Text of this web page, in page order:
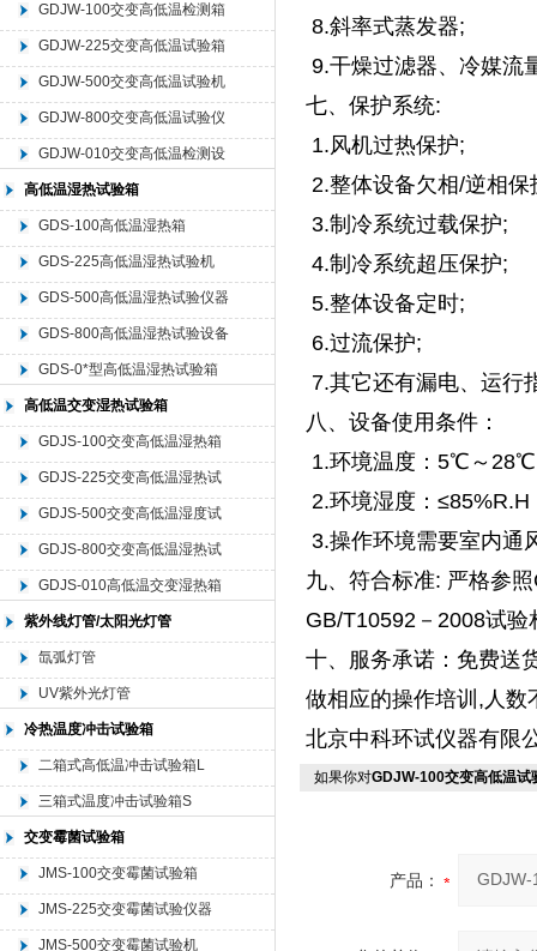
GDJW-100交变高低温检测箱
GDJW-225交变高低温试验箱
GDJW-500交变高低温试验机
GDJW-800交变高低温试验仪
器
GDJW-010交变高低温检测设
备
高低温湿热试验箱
GDS-100高低温湿热箱
GDS-225高低温湿热试验机
GDS-500高低温湿热试验仪器
GDS-800高低温湿热试验设备
GDS-0*型高低温湿热试验箱
高低温交变湿热试验箱
GDJS-100交变高低温湿热箱
GDJS-225交变高低温湿热试
验仪器
GDJS-500交变高低温湿度试
验机
GDJS-800交变高低温湿热试
验设备
GDJS-010高低温交变湿热箱
紫外线灯管/太阳光灯管
氙弧灯管
UV紫外光灯管
冷热温度冲击试验箱
二箱式高低温冲击试验箱L
三箱式温度冲击试验箱S
交变霉菌试验箱
JMS-100交变霉菌试验箱
JMS-225交变霉菌试验仪器
JMS-500交变霉菌试验机
8.斜率式蒸发器;
9.干燥过滤器、冷媒流
七、保护系统:
1.风机过热保护;
2.整体设备欠相/逆相保
3.制冷系统过载保护;
4.制冷系统超压保护;
5.整体设备定时;
6.过流保护;
7.其它还有漏电、运行
八、设备使用条件：
1.环境温度：5℃～
2.环境湿度：≤85%R.H
3.操作环境需要室内通
九、符合标准: 严格参
GB/T10592－2008试
十、服务承诺：免费送
做相应的操作培训,人数
北京中科环试仪器有限
如果你对GDJW-100交变高低温试
产品：